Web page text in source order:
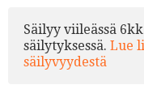
Säilyy viileässä
säilytyksessä. Lue
säilyvyydestä